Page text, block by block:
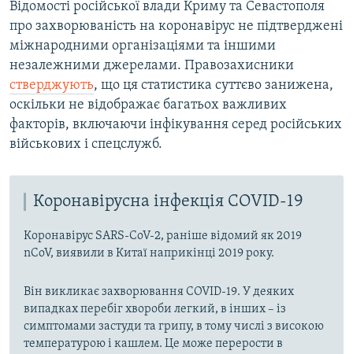
Відомості російської влади Криму та Севастополя
про захворюваність на коронавірус не підтверджені
міжнародними організаціями та іншими
незалежними джерелами. Правозахисники
стверджують, що ця статистика суттєво занижена,
оскільки не відображає багатьох важливих
факторів, включаючи інфікування серед російських
військових і спецслужб.
Коронавірусна інфекція COVID-19
Коронавірус SARS-CoV-2, раніше відомий як 2019
nCoV, виявили в Китаї наприкінці 2019 року.
Він викликає захворювання COVID-19. У деяких
випадках перебіг хвороби легкий, в інших – із
симптомами застуди та грипу, в тому числі з високою
температурою і кашлем. Це може перерости в